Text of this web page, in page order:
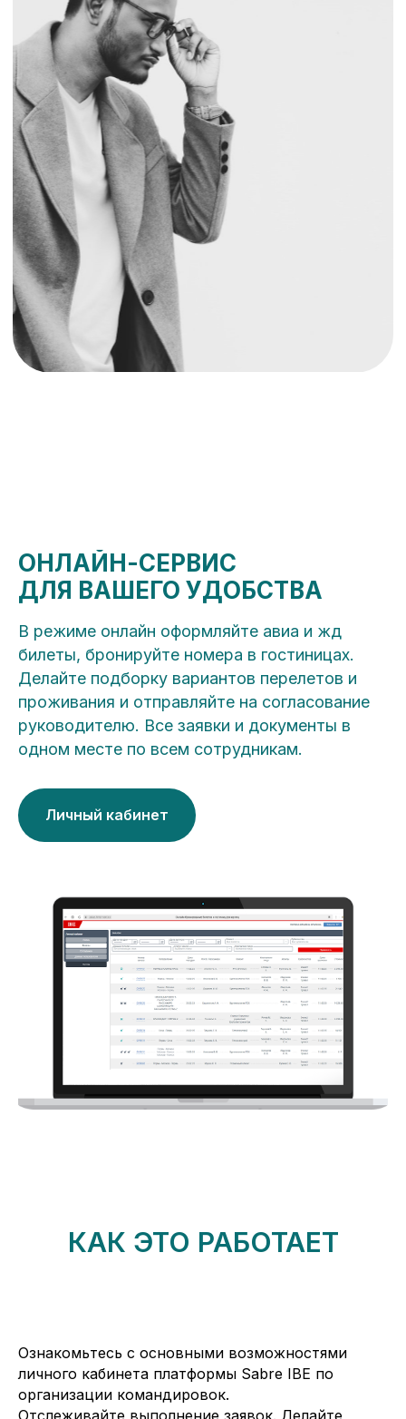
ОНЛАЙН-СЕРВИС
ДЛЯ ВАШЕГО УДОБСТВА
В режиме онлайн оформляйте авиа и жд
билеты, бронируйте номера в гостиницах.
Делайте подборку вариантов перелетов и
проживания и отправляйте на согласование
руководителю. Все заявки и документы в
одном месте по всем сотрудникам.
Личный кабинет
КАК ЭТО РАБОТАЕТ
Ознакомьтесь с основными возможностями
личного кабинета платформы Sabre IBE по
организации командировок.
Отслеживайте выполнение заявок. Делайте